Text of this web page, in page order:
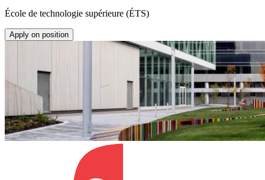
École de technologie supérieure (ÉTS)
Apply on position